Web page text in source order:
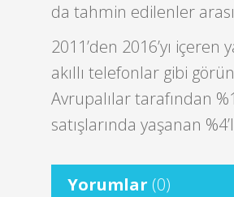
da tahmin edilenler
2011’den 2016’yı
akıllı telefonlar gibi
Avrupalılar tarafından
satışlarında yaşanan
Yorumlar (0)